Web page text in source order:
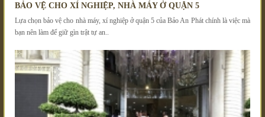
BẢO VỆ CHO XÍ NGHIỆP, NHÀ MÁY Ở QUẬN 5
Lựa chọn bảo vệ cho nhà máy, xí nghiệp ở quận 5 của Bảo An Phát chính là việc mà
bạn nên làm để giữ gìn trật tự an..